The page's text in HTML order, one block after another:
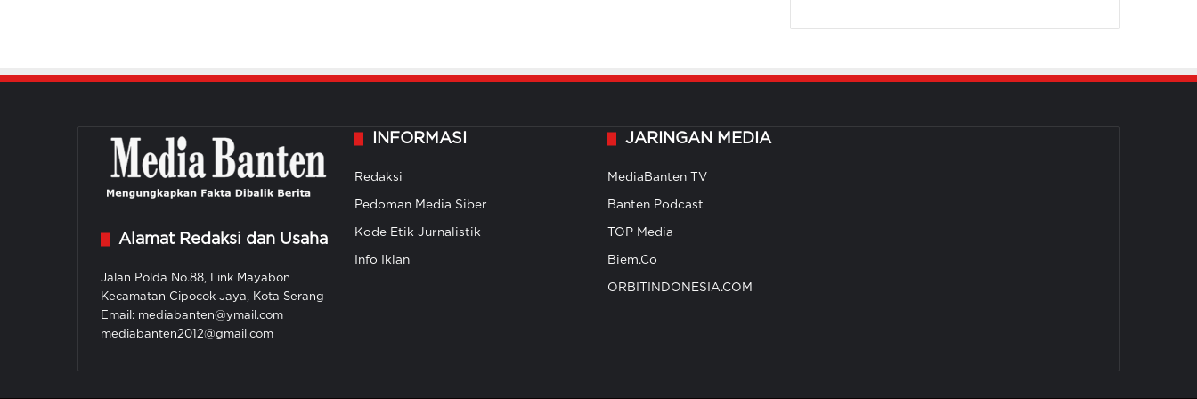
Alamat Redaksi dan Usaha
Jalan Polda No.88, Link Mayabon
Kecamatan Cipocok Jaya, Kota Serang
Email: mediabanten@ymail.com
mediabanten2012@gmail.com
INFORMASI
Redaksi
Pedoman Media Siber
Kode Etik Jurnalistik
Info Iklan
JARINGAN MEDIA
MediaBanten TV
Banten Podcast
TOP Media
Biem.Co
ORBITINDONESIA.COM